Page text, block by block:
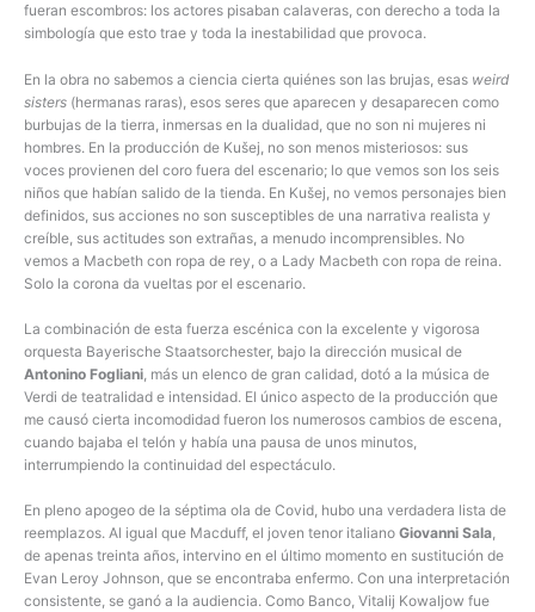
fueran escombros: los actores pisaban calaveras, con derecho a toda la
simbología que esto trae y toda la inestabilidad que provoca.
En la obra no sabemos a ciencia cierta quiénes son las brujas, esas weird
sisters (hermanas raras), esos seres que aparecen y desaparecen como
burbujas de la tierra, inmersas en la dualidad, que no son ni mujeres ni
hombres. En la producción de Kušej, no son menos misteriosos: sus
voces provienen del coro fuera del escenario; lo que vemos son los seis
niños que habían salido de la tienda. En Kušej, no vemos personajes bien
definidos, sus acciones no son susceptibles de una narrativa realista y
creíble, sus actitudes son extrañas, a menudo incomprensibles. No
vemos a Macbeth con ropa de rey, o a Lady Macbeth con ropa de reina.
Solo la corona da vueltas por el escenario.
La combinación de esta fuerza escénica con la excelente y vigorosa
orquesta Bayerische Staatsorchester, bajo la dirección musical de
Antonino Fogliani , más un elenco de gran calidad, dotó a la música de
Verdi de teatralidad e intensidad. El único aspecto de la producción que
me causó cierta incomodidad fueron los numerosos cambios de escena,
cuando bajaba el telón y había una pausa de unos minutos,
interrumpiendo la continuidad del espectáculo.
En pleno apogeo de la séptima ola de Covid, hubo una verdadera lista de
reemplazos. Al igual que Macduff, el joven tenor italiano Giovanni Sala,
de apenas treinta años, intervino en el último momento en sustitución de
Evan Leroy Johnson, que se encontraba enfermo. Con una interpretación
consistente, se ganó a la audiencia. Como Banco, Vitalij Kowaljow fue